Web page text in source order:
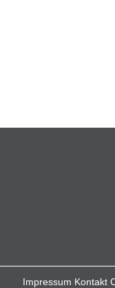
Impressum Kontakt